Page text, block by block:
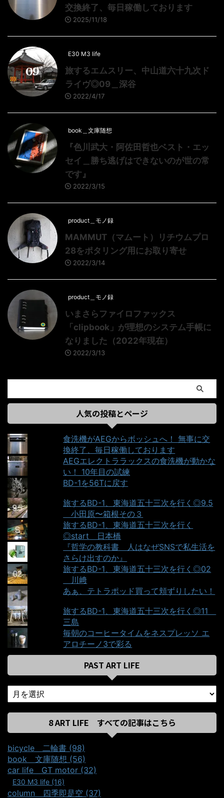
交換終了、毎日稼働しております
2025/11/18
E30 M3 life
旅するエムスリー、中山道六十九次ド
ライヴ◎09＿深谷
2022/4/17
book＿文庫随想
『色川武大・阿佐田哲也ベスト・エッ
セイ＿勝ち逃げはできないのが世の常
です』
2022/3/15
product＿モノ録
MAMMUT（マムート）リチウムプロ
28をポタリング用にお取り寄せ
2022/3/14
product＿モノ録
いまさらファイロファックス
「clipbook」が理想のシステム手帳に
なりました（2022年現在）
2022/3/13
人気の投稿とページ
食洗機がAEGからボッシュへ！ 無事に交
換終了、毎日稼働しております
AEGエレクトララックスの食洗機が動かな
い！ 10年目の試練
BD-1を56Tに戻す
旅するBD-1、東海道五十三次を行く◎9.5
＿小田原〜箱根その３
旅するBD-1、東海道五十三次を行く
◎start＿日本橋
『哲学の教科書＿人はなぜSNSで私生活を
さらけ出すのか』
旅するBD-1、東海道五十三次を行く◎02
＿川﨑
あぁ、テトラポッド買って頬ずりしたい！
旅するBD-1、東海道五十三次を行く◎11＿
三島
毎朝のコーヒータイムをネスプレッソ エ
アロチーノ3で彩る
PAST ART LIFE
8 ART LIFE すべての記事はこちら
bicycle＿二輪書 (98)
book＿文庫随想 (56)
car life＿GT motor (32)
E30 M3 life (16)
column＿四季即是空 (37)